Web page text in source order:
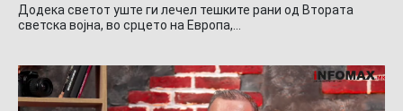
Додека светот уште ги лечел тешките рани од Втората
светска војна, во срцето на Европа,…